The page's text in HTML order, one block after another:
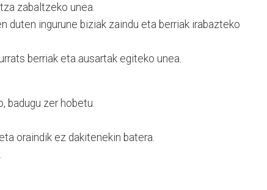
zabaltzeko unea.
duten ingurune biziak zaindu eta berriak irabazteko
berriak eta ausartak egiteko unea.
badugu zer hobetu.
oraindik ez dakitenekin batera.